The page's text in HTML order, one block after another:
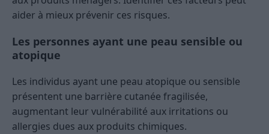
aider à mieux prévenir ces risques.
Les personnes ayant une peau sensible ou
atopique
Les individus ayant une peau atopique ou sensible
présentent une barrière cutanée fragilisée,
augmentant leur vulnérabilité aux irritations ou
allergies dues aux produits chimiques.